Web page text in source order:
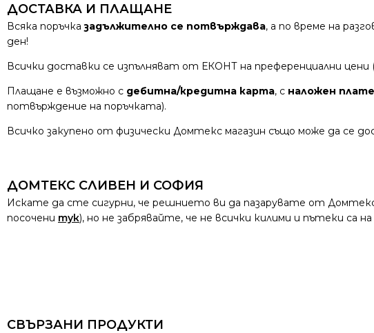
ДОСТАВКА И ПЛАЩАНЕ
Всяка поръчказадължително се потвърждава, а по време на
ден!
Всички доставки се изпълняват от ЕКОНТ на преференциални
Плащане е възможно с дебитна/кредитна карта, с наложен
потвърждение на поръчката).
Всичко закупено от физически Домтекс магазин също може да се
ДОМТЕКС СЛИВЕН И СОФИЯ
Искате да сте сигурни, че решнието ви да пазарувате от
посочени тук), но не забрявайте, че не всички килими и пътеки са
СВЪРЗАНИ ПРОДУКТИ